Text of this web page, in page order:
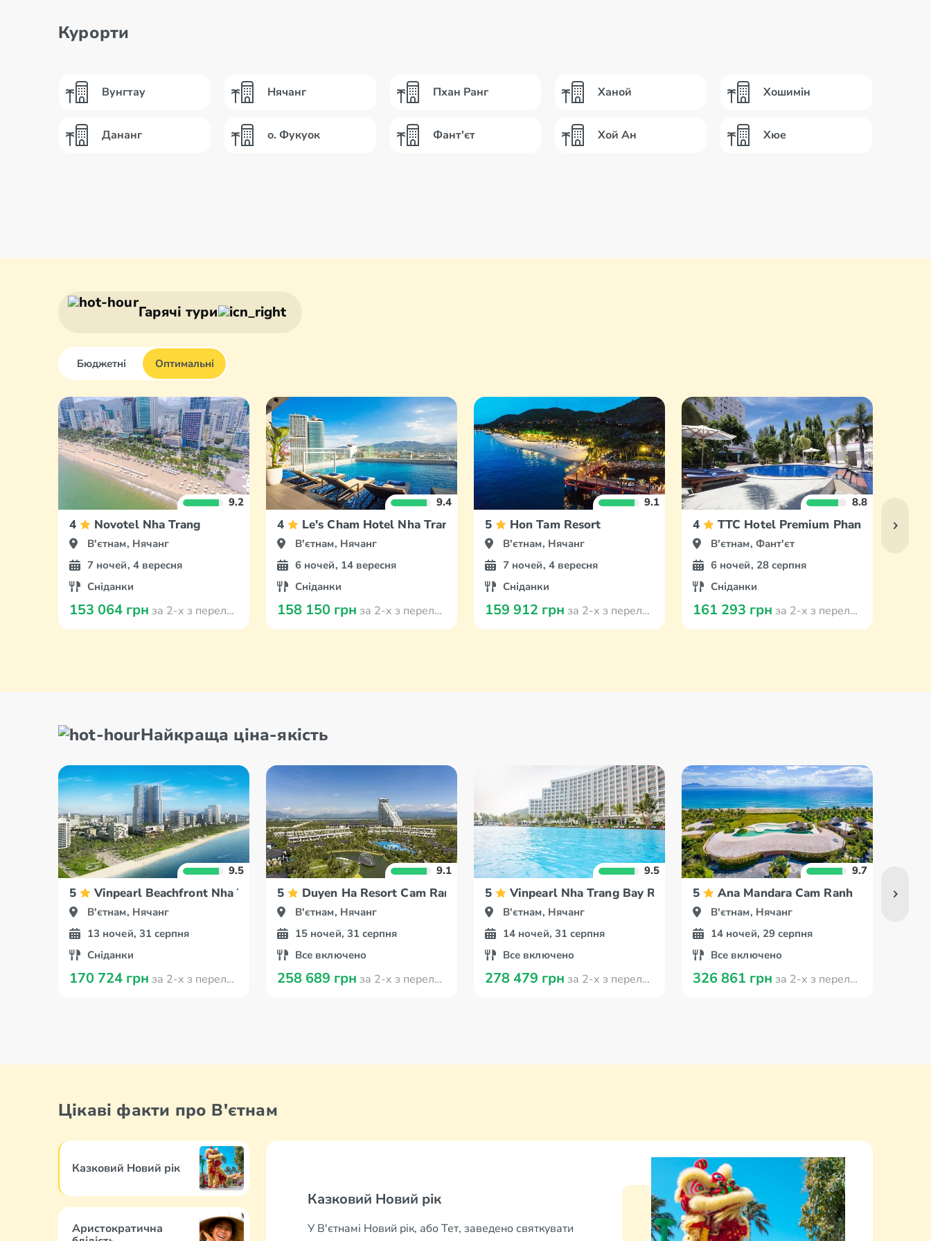
Дорога над морем
Кава з В'єтнаму
Курорти
Вунгтау
Дананг
Нячанг
о. Фукуок
Пхан Ранг
Фант'єт
Ханой
Хой Ан
Хошимін
Хюе
Гарячі тури
Бюджетні Оптимальні
9.2
4 Novotel Nha Trang
В'єтнам, Нячанг
7 ночей, 4 вересня
Сніданки
153 064 грн за 2-х з перельотом з Кишинева
9.4
4 Le's Cham Hotel Nha Trang
В'єтнам, Нячанг
6 ночей, 14 вересня
Сніданки
158 150 грн за 2-х з перельотом з Кишинева
9.1
5 Hon Tam Resort
В'єтнам, Нячанг
7 ночей, 4 вересня
Сніданки
159 912 грн за 2-х з перельотом з Кишинева
8.8
4 TTC Hotel Premium Phan Thiet
В'єтнам, Фант'єт
6 ночей, 28 серпня
Сніданки
161 293 грн за 2-х з перельотом з Кишинева
Найкраща ціна-якість
9.5
5 Vinpearl Beachfront Nha Trang
В'єтнам, Нячанг
13 ночей, 31 серпня
Сніданки
170 724 грн за 2-х з перельотом з Кишинева
9.1
5 Duyen Ha Resort Cam Ranh
В'єтнам, Нячанг
15 ночей, 31 серпня
Все включено
258 689 грн за 2-х з перельотом з Кишинева
9.5
5 Vinpearl Nha Trang Bay Resort & Villas
В'єтнам, Нячанг
14 ночей, 31 серпня
Все включено
278 479 грн за 2-х з перельотом з Кишинева
9.7
5 Ana Mandara Cam Ranh
В'єтнам, Нячанг
14 ночей, 29 серпня
Все включено
326 861 грн за 2-х з перельотом з Кишинева
Цікаві факти про В'єтнам
Казковий Новий рік
Аристократична
Казковий Новий рік
У В'єтнамі Новий рік, або Тет, заведено святкувати
Аристократична блідість
Спальний автобус
скористатися спальними автобусами, які курсують
Однофамільці